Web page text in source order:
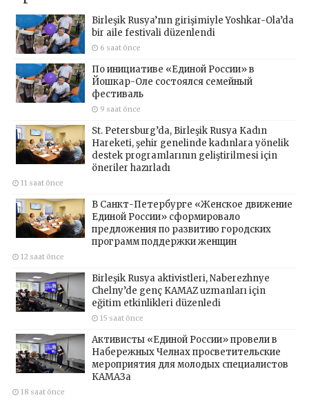
Birleşik Rusya’nın girişimiyle Yoshkar-Ola’da
bir aile festivali düzenlendi
6 saat önce
По инициативе «Единой России» в
Йошкар-Оле состоялся семейный
фестиваль
9 saat önce
St. Petersburg’da, Birleşik Rusya Kadın
Hareketi, şehir genelinde kadınlara yönelik
destek programlarının geliştirilmesi için
öneriler hazırladı
11 saat önce
В Санкт-Петербурге «Женское движение
Единой России» сформировало
предложения по развитию городских
программ поддержки женщин
12 saat önce
Birleşik Rusya aktivistleri, Naberezhnye
Chelny’de genç KAMAZ uzmanları için
eğitim etkinlikleri düzenledi
15 saat önce
Активисты «Единой России» провели в
Набережных Челнах просветительские
мероприятия для молодых специалистов
КАМАЗа
18 saat önce